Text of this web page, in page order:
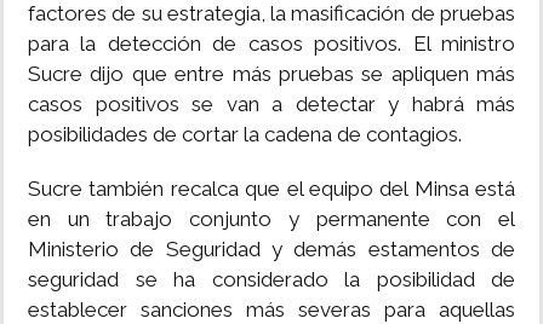
factores de su estrategia, la masificación de pruebas
para la detección de casos positivos. El ministro
Sucre dijo que entre más pruebas se apliquen más
casos positivos se van a detectar y habrá más
posibilidades de cortar la cadena de contagios.
Sucre también recalca que el equipo del Minsa está
en un trabajo conjunto y permanente con el
Ministerio de Seguridad y demás estamentos de
seguridad se ha considerado la posibilidad de
establecer sanciones más severas para aquellas